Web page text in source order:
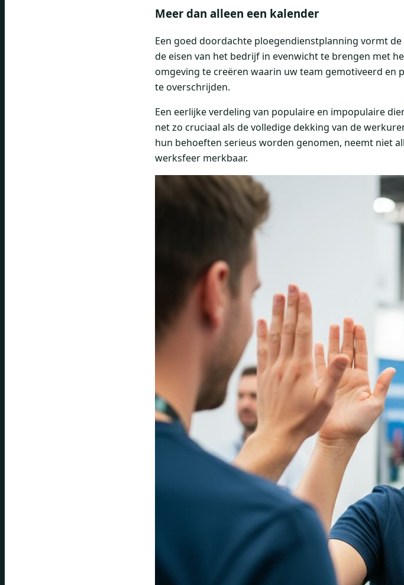
Meer dan alleen een kalender
Een goed doordachte ploegendienstplanning vormt
de eisen van het bedrijf in evenwicht te brengen met
omgeving te creëren waarin uw team gemotiveerd
te overschrijden.
Een eerlijke verdeling van populaire en impopulaire
net zo cruciaal als de volledige dekking van de
hun behoeften serieus worden genomen, neemt niet
werksfeer merkbaar.